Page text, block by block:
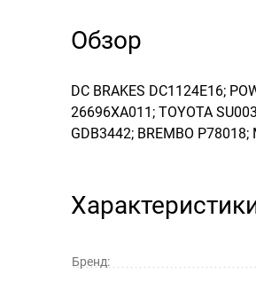
Обзор
DC BRAKES DC1124E16;
26696XA011; TOYOTA
GDB3442; BREMBO
Бренд: